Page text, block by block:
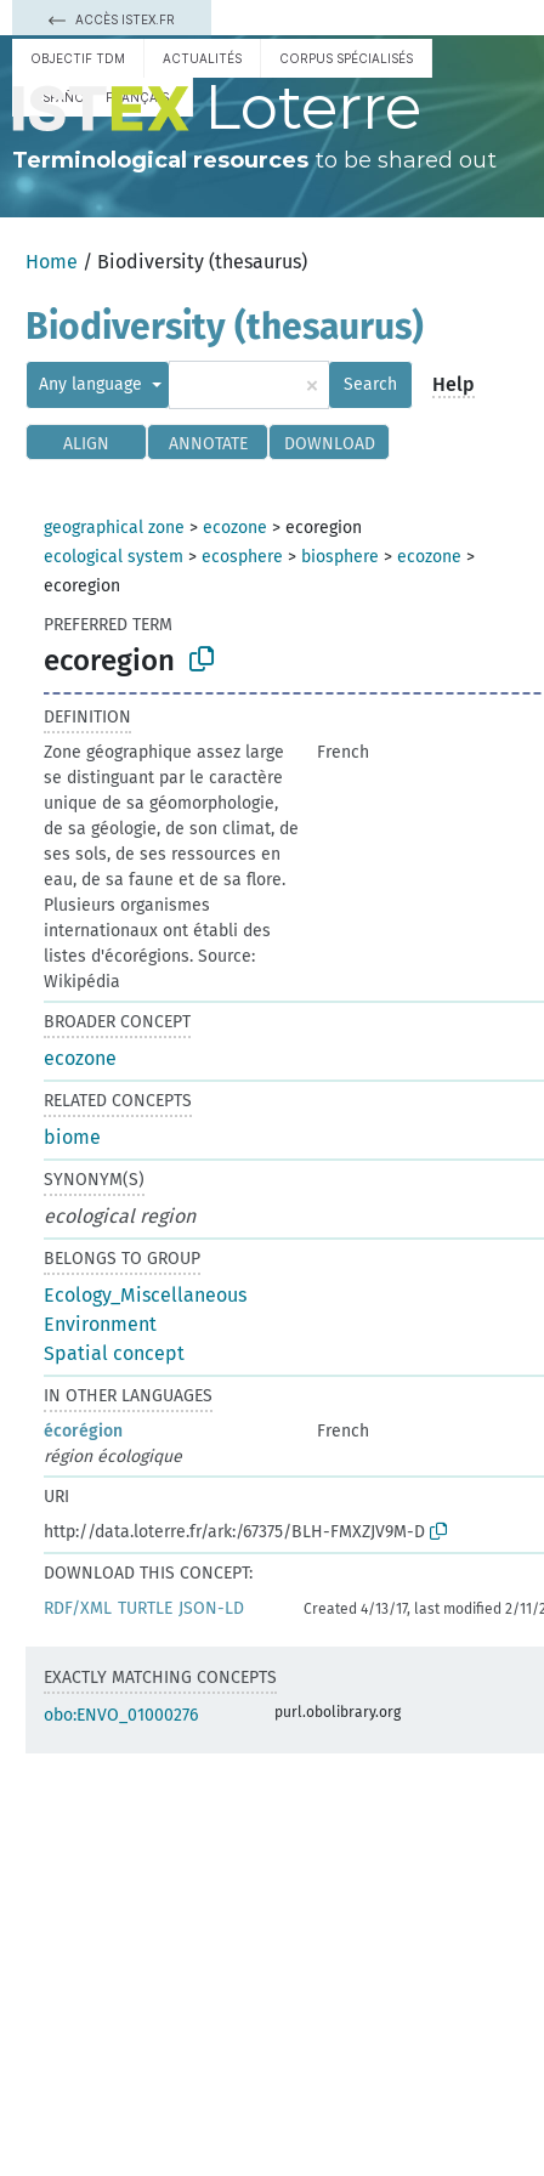
ACCÈS ISTEX.FR
OBJECTIF TDM ACTUALITÉS CORPUS SPÉCIALISÉS
ESPAÑOL FRANÇAIS Loterre
Terminological resourcesto be shared out
Home / Biodiversity (thesaurus)
Biodiversity (thesaurus)
Any language × Search Help
ALIGN ANNOTATE DOWNLOAD
geographical zone >ecozone >ecoregion
ecological system >ecosphere > biosphere >ecozone >
ecoregion
PREFERRED TERM
ecoregion
DEFINITION
Zone géographique assez large
se distinguant par le caractère
unique de sa géomorphologie,
de sa géologie, de son climat, de
ses sols, de ses ressources en
eau, de sa faune et de sa flore.
Plusieurs organismes
internationaux ont établi des
listes d'écorégions. Source:
Wikipédia
French
BROADER CONCEPT
ecozone
RELATED CONCEPTS
biome
SYNONYM(S)
ecological region
BELONGS TO GROUP
Ecology_Miscellaneous
Environment
Spatial concept
IN OTHER LANGUAGES
écorégion
French
région écologique
URI
http://data.loterre.fr/ark:/67375/BLH-FMXZJV9M-D
DOWNLOAD THIS CONCEPT:
RDF/XML TURTLE JSON-LD Created 4/13/17, last modified 2/11/
EXACTLY MATCHING CONCEPTS
obo:ENVO_01000276
purl.obolibrary.org